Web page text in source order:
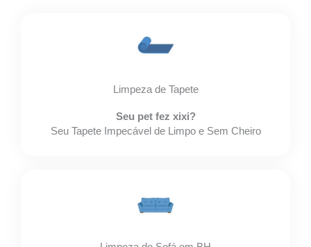
Limpeza de Tapete
Seu pet fez xixi?
Seu Tapete Impecável de Limpo e Sem Cheiro